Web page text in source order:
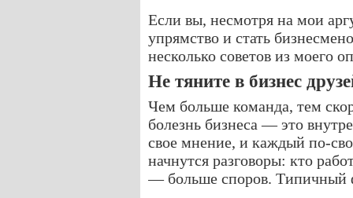
Если вы, несмотря на мои
упрямство и стать
несколько советов из моего
Не тяните в бизнес
Чем больше команда, тем
болезнь бизнеса — это
свое мнение, и каждый по-
начнутся разговоры: кто
— больше споров.